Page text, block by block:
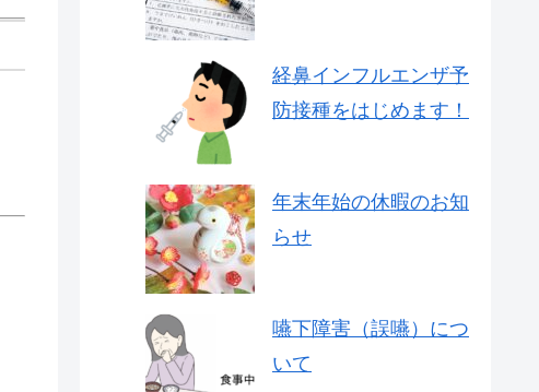
経鼻インフルエンザ予
防接種をはじめます！
年末年始の休暇のお知
らせ
嚥下障害（誤嚥）につ
いて